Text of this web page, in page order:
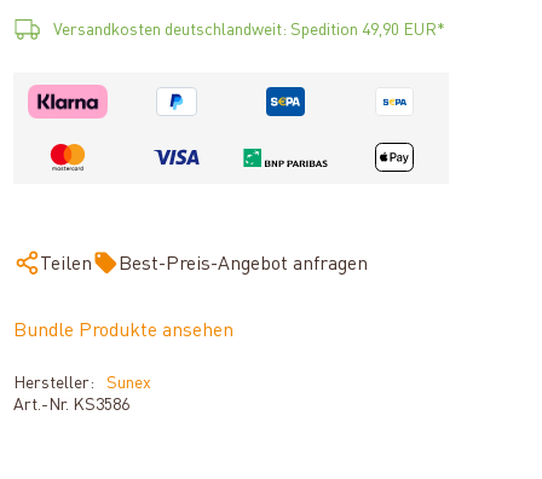
Versandkosten deutschlandweit: Spedition 49,90 EUR*
Teilen Best-Preis-Angebot anfragen
Bundle Produkte ansehen
Hersteller:
Sunex
Art.-Nr. KS3586